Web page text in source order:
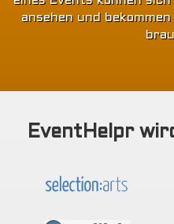
ansehen und
EventHelpr